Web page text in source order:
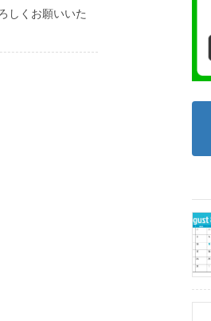
しくお願いいた